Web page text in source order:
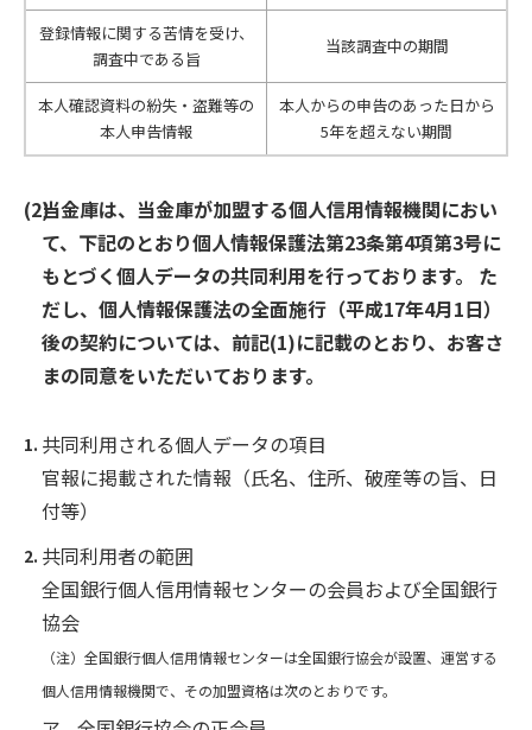
登録情報に関する苦情を受け、
調査中である旨
当該調査中の期間
本人確認資料の紛失・盗難等の
本人申告情報
本人からの申告のあった日から
5年を超えない期間
当金庫は、当金庫が加盟する個人信用情報機関におい
て、下記のとおり個人情報保護法第23条第4項第3号に
もとづく個人データの共同利用を行っております。 た
だし、個人情報保護法の全面施行（平成17年4月1日）
後の契約については、前記(1)に記載のとおり、お客さ
まの同意をいただいております。
共同利用される個人データの項目
官報に掲載された情報（氏名、住所、破産等の旨、日
付等）
共同利用者の範囲
全国銀行個人信用情報センターの会員および全国銀行
協会
（注）全国銀行個人信用情報センターは全国銀行協会が設置、運営する
個人信用情報機関で、その加盟資格は次のとおりです。